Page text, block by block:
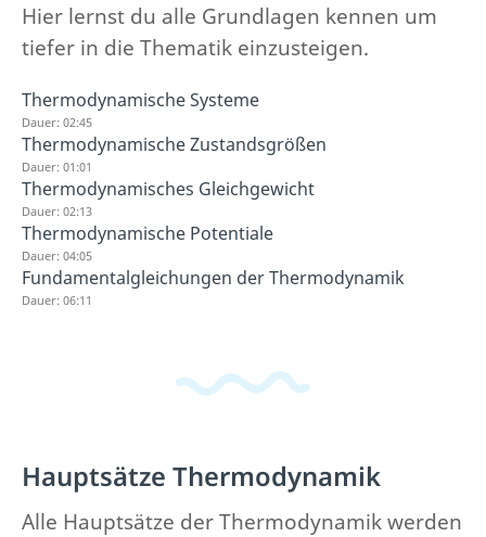
Hier lernst du alle Grundlagen kennen um
tiefer in die Thematik einzusteigen.
Thermodynamische Systeme
Dauer: 02:45
Thermodynamische Zustandsgrößen
Dauer: 01:01
Thermodynamisches Gleichgewicht
Dauer: 02:13
Thermodynamische Potentiale
Dauer: 04:05
Fundamentalgleichungen der Thermodynamik
Dauer: 06:11
Hauptsätze Thermodynamik
Alle Hauptsätze der Thermodynamik werden